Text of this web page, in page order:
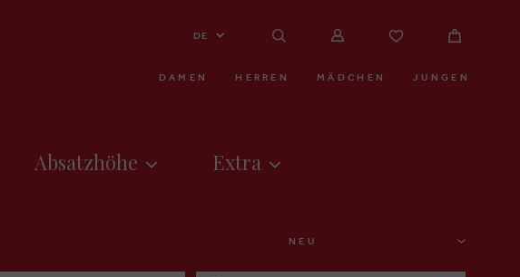
DE
DAMEN HERREN MÄDCHEN JUNGEN
Absatzhöhe Extra